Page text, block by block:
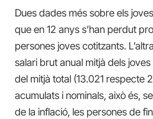
Dues dades més sobre els
que en 12 anys s’han perdut
persones joves cotitzants.
salari brut anual mitjà dels
del mitjà total (13.021 respecte
acumulats i nominals, això és,
de la inflació, les persones de